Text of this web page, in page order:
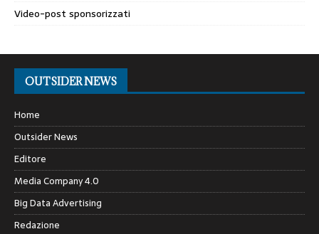
Video-post sponsorizzati
OUTSIDER NEWS
Home
Outsider News
Editore
Media Company 4.0
Big Data Advertising
Redazione